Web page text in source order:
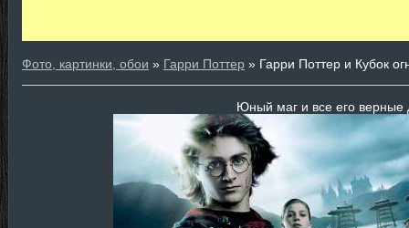
Фото, картинки, обои » Гарри Поттер » Гарри Поттер и Кубок
Юный маг и все его верные